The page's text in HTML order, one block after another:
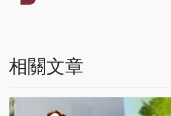
相關文章